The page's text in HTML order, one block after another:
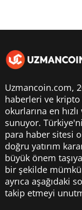
Uzmancoin.com,
haberleri ve kripto
okurlarına en
sunuyor.
para haber sitesi
doğru yatırım
büyük önem
bir şekilde
ayrıca aşağıdaki
takip etmeyi